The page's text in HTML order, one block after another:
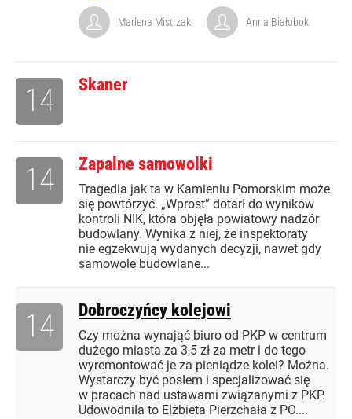
Marlena Mistrzak Anna Białobok
Skaner
14
Zapalne samowolki
Tragedia jak ta w Kamieniu Pomorskim może
się powtórzyć. „Wprost” dotarł do wyników
kontroli NIK, która objęła powiatowy nadzór
budowlany. Wynika z niej, że inspektoraty
nie egzekwują wydanych decyzji, nawet gdy
samowole budowlane...
14
Dobroczyńcy kolejowi
Czy można wynająć biuro od PKP w centrum
dużego miasta za 3,5 zł za metr i do tego
wyremontować je za pieniądze kolei? Można.
Wystarczy być posłem i specjalizować się
w pracach nad ustawami związanymi z PKP.
Udowodniła to Elżbieta Pierzchała z PO....
14